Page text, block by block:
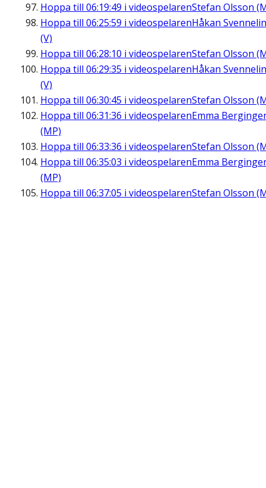
Hoppa till 06:19:49 i videospelarenStefan Olsson
Hoppa till 06:25:59 i videospelarenHåkan
(V)
Hoppa till 06:28:10 i videospelarenStefan Olsson
Hoppa till 06:29:35 i videospelarenHåkan
(V)
Hoppa till 06:30:45 i videospelarenStefan Olsson
Hoppa till 06:31:36 i videospelarenEmma
(MP)
Hoppa till 06:33:36 i videospelarenStefan Olsson
Hoppa till 06:35:03 i videospelarenEmma
(MP)
Hoppa till 06:37:05 i videospelarenStefan Olsson